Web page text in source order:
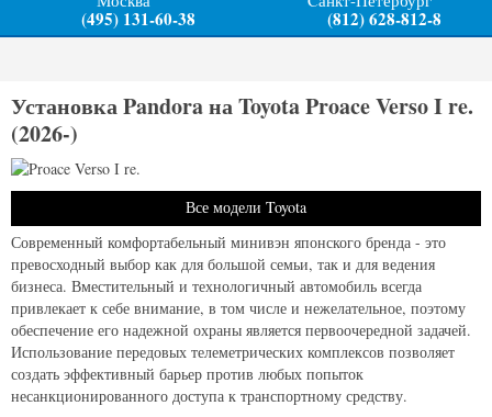
(495) 131-60-38 (812) 628-812-8
Установка Pandora на Toyota Proace Verso I re.
(2026-)
Все модели Toyota
Современный комфортабельный минивэн японского бренда - это
превосходный выбор как для большой семьи, так и для ведения
бизнеса. Вместительный и технологичный автомобиль всегда
привлекает к себе внимание, в том числе и нежелательное, поэтому
обеспечение его надежной охраны является первоочередной задачей.
Использование передовых телеметрических комплексов позволяет
создать эффективный барьер против любых попыток
несанкционированного доступа к транспортному средству.